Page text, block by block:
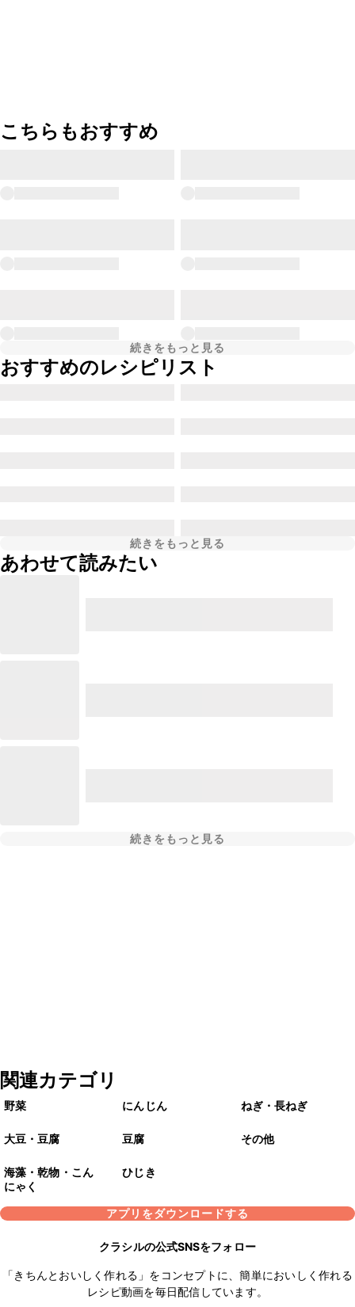
こちらもおすすめ
続きをもっと見る
おすすめのレシピリスト
続きをもっと見る
あわせて読みたい
続きをもっと見る
関連カテゴリ
野菜 にんじん ねぎ・長ねぎ
大豆・豆腐 豆腐 その他
海藻・乾物・こん
にゃく
ひじき
アプリをダウンロードする
クラシルの公式SNSをフォロー
「きちんとおいしく作れる」をコンセプトに、簡単においしく作れる
レシピ動画を毎日配信しています。